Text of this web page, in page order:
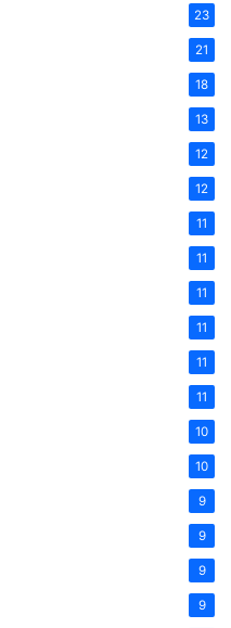
23
21
18
13
12
12
11
11
11
11
11
11
10
10
9
9
9
9